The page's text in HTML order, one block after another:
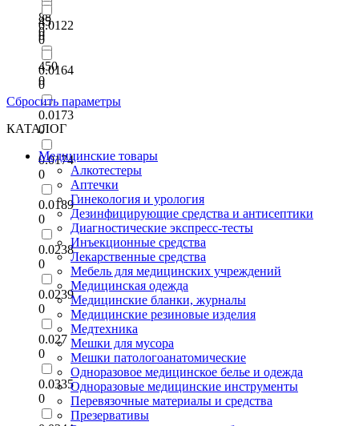
88
0
45
0
450
0
0.0122
0
0.0164
0
0.0173
0
0.0174
0
0.0189
0
0.0238
0
0.0239
0
0.027
0
0.0335
0
Сбросить параметры
КАТАЛОГ
Медицинские товары
Алкотестеры
Аптечки
Гинекология и урология
Дезинфицирующие средства и антисептики
Диагностические экспресс-тесты
Инъекционные средства
Лекарственные средства
Мебель для медицинских учреждений
Медицинская одежда
Медицинские бланки, журналы
Медицинские резиновые изделия
Медтехника
Мешки для мусора
Мешки патологоанатомические
Одноразовое медицинское белье и одежда
Одноразовые медицинские инструменты
Перевязочные материалы и средства
Презервативы